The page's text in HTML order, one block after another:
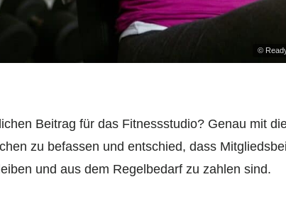
©
Beitrag für das Fitnessstudio? Genau mit
zu befassen und entschied, dass
und aus dem Regelbedarf zu zahlen sind.